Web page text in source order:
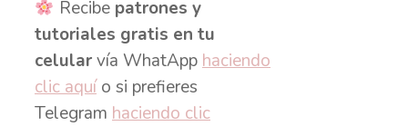
Recibe patrones y
tutoriales gratis en tu
celularvía WhatApp haciendo
clic aquío si prefieres
Telegram haciendo clic